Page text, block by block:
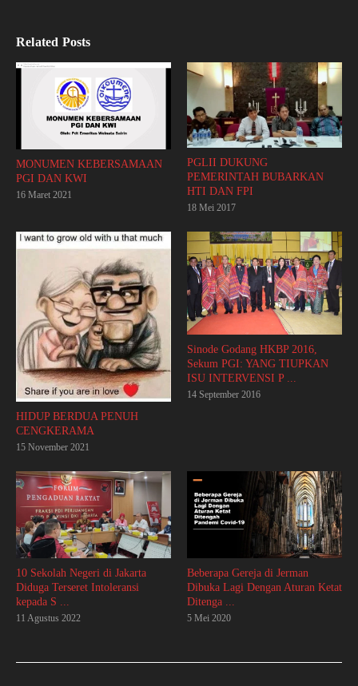
Related Posts
MONUMEN KEBERSAMAAN
PGI DAN KWI
16 Maret 2021
PGLII DUKUNG
PEMERINTAH BUBARKAN
HTI DAN FPI
18 Mei 2017
HIDUP BERDUA PENUH
CENGKERAMA
15 November 2021
Sinode Godang HKBP 2016,
Sekum PGI: YANG TIUPKAN
ISU INTERVENSI P ...
14 September 2016
10 Sekolah Negeri di Jakarta
Diduga Terseret Intoleransi
kepada S ...
11 Agustus 2022
Beberapa Gereja di Jerman
Dibuka Lagi Dengan Aturan Ketat
Ditenga ...
5 Mei 2020